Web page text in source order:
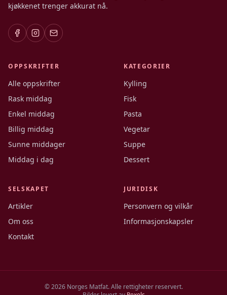
kjøkkenet trenger akkurat nå.
OPPSKRIFTER
Alle oppskrifter
Rask middag
Enkel middag
Billig middag
Sunne middager
Middag i dag
KATEGORIER
Kylling
Fisk
Pasta
Vegetar
Suppe
Dessert
SELSKAPET
Artikler
Om oss
Kontakt
JURIDISK
Personvern og vilkår
Informasjonskapsler
©2026Norges Matfat. Alle rettigheter reservert.